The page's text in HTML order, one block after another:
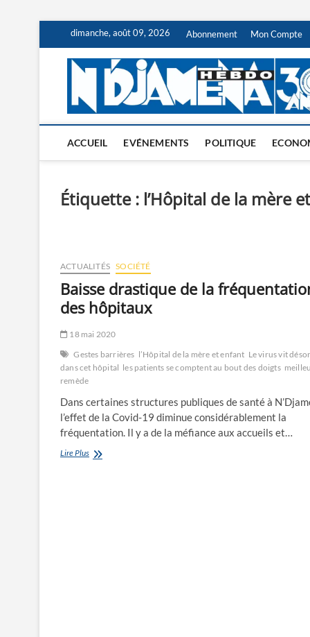
content
dimanche, août 09, 2026 Abonnement Mon Compte
ACCUEIL EVÉNEMENTS POLITIQUE
Étiquette : l’Hôpital de la mère
ACTUALITÉS SOCIÉTÉ
Baisse drastique de la
des hôpitaux
18 mai 2020
Gestes barrières l’Hôpital de la mère et enfant Le virus vit
dans cet hôpital les patients se comptent au bout des doigts
remède
Dans certaines structures publiques de santé à
l’effet de la Covid-19 diminue considérablement la
fréquentation. Il y a de la méfiance aux accueils et…
Lire PlusBaisse